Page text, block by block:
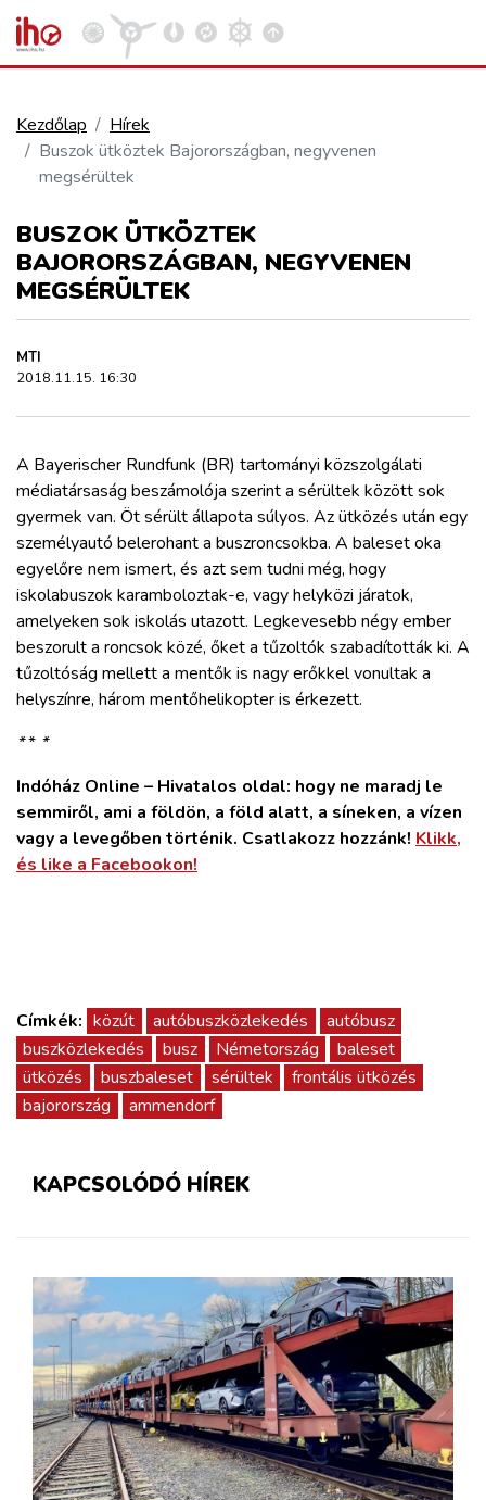
VASÚT
KÖZÚT
REPÜLÉS
KÖZLEKEDÉSFEJLESZTÉS
ZÖLDÚT
HAJÓZÁS
BLOG
ARCHÍVUM
BELÉPÉS
Kezdőlap
Hírek
Buszok ütköztek Bajorországban, negyvenen
megsérültek
BUSZOK ÜTKÖZTEK
BAJORORSZÁGBAN, NEGYVENEN
MEGSÉRÜLTEK
MTI
2018.11.15. 16:30
A Bayerischer Rundfunk (BR) tartományi közszolgálati
médiatársaság beszámolója szerint a sérültek között sok
gyermek van. Öt sérült állapota súlyos. Az ütközés után egy
személyautó belerohant a buszroncsokba. A baleset oka
egyelőre nem ismert, és azt sem tudni még, hogy
iskolabuszok karamboloztak-e, vagy helyközi járatok,
amelyeken sok iskolás utazott. Legkevesebb négy ember
beszorult a roncsok közé, őket a tűzoltók szabadították ki. A
tűzoltóság mellett a mentők is nagy erőkkel vonultak a
helyszínre, három mentőhelikopter is érkezett.
** *
Indóház Online – Hivatalos oldal: hogy ne maradj le
semmiről, ami a földön, a föld alatt, a síneken, a vízen
vagy a levegőben történik. Csatlakozz hozzánk! Klikk,
és like a Facebookon!
Címkék: közút autóbuszközlekedés
autóbusz
buszközlekedés
busz Németország
baleset
ütközés
buszbaleset sérültek
frontális ütközés
bajorország
ammendorf
KAPCSOLÓDÓ HÍREK